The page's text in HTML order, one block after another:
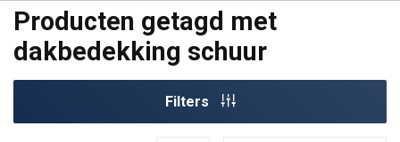
Producten getagd met
dakbedekking schuur
Filters